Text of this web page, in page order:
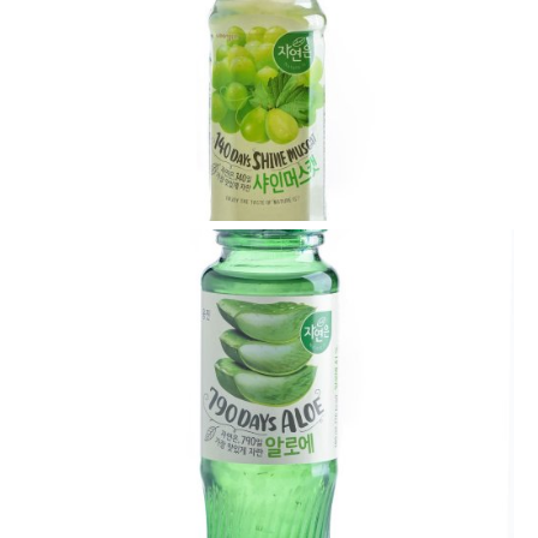
VIEW
VIEW